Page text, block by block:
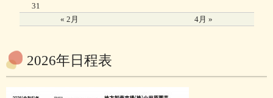
« 2月 4月 »
31
2026年日程表